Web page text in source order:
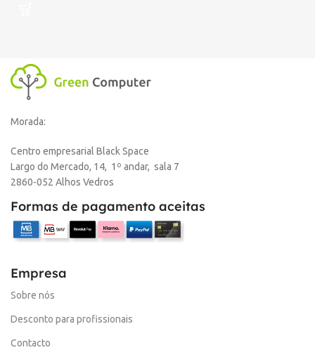
Morada:
Centro empresarial Black Space
Largo do Mercado, 14, 1º andar, sala 7
2860-052 Alhos Vedros
Formas de pagamento aceitas
Empresa
Sobre nós
Desconto para profissionais
Contacto